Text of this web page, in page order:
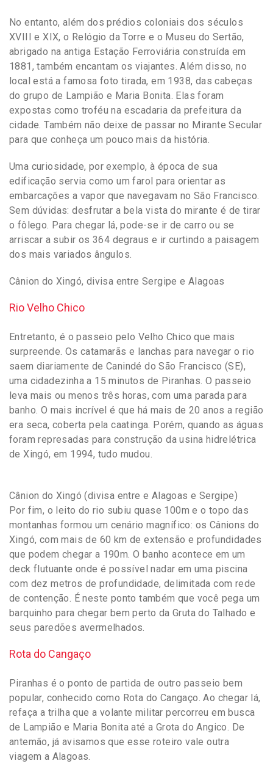
No entanto, além dos prédios coloniais dos séculos
XVIII e XIX, o Relógio da Torre e o Museu do Sertão,
abrigado na antiga Estação Ferroviária construída em
1881, também encantam os viajantes. Além disso, no
local está a famosa foto tirada, em 1938, das cabeças
do grupo de Lampião e Maria Bonita. Elas foram
expostas como troféu na escadaria da prefeitura da
cidade. Também não deixe de passar no Mirante Secular
para que conheça um pouco mais da história.
Uma curiosidade, por exemplo, à época de sua
edificação servia como um farol para orientar as
embarcações a vapor que navegavam no São Francisco.
Sem dúvidas: desfrutar a bela vista do mirante é de tirar
o fôlego. Para chegar lá, pode-se ir de carro ou se
arriscar a subir os 364 degraus e ir curtindo a paisagem
dos mais variados ângulos.
Cânion do Xingó, divisa entre Sergipe e Alagoas
Rio Velho Chico
Entretanto, é o passeio pelo Velho Chico que mais
surpreende. Os catamarãs e lanchas para navegar o rio
saem diariamente de Canindé do São Francisco (SE),
uma cidadezinha a 15 minutos de Piranhas. O passeio
leva mais ou menos três horas, com uma parada para
banho. O mais incrível é que há mais de 20 anos a região
era seca, coberta pela caatinga. Porém, quando as águas
foram represadas para construção da usina hidrelétrica
de Xingó, em 1994, tudo mudou.
Cânion do Xingó (divisa entre e Alagoas e Sergipe)
Por fim, o leito do rio subiu quase 100m e o topo das
montanhas formou um cenário magnífico: os Cânions do
Xingó, com mais de 60 km de extensão e profundidades
que podem chegar a 190m. O banho acontece em um
deck flutuante onde é possível nadar em uma piscina
com dez metros de profundidade, delimitada com rede
de contenção. É neste ponto também que você pega um
barquinho para chegar bem perto da Gruta do Talhado e
seus paredões avermelhados.
Rota do Cangaço
Piranhas é o ponto de partida de outro passeio bem
popular, conhecido como Rota do Cangaço. Ao chegar lá,
refaça a trilha que a volante militar percorreu em busca
de Lampião e Maria Bonita até a Grota do Angico. De
antemão, já avisamos que esse roteiro vale outra
viagem a Alagoas.